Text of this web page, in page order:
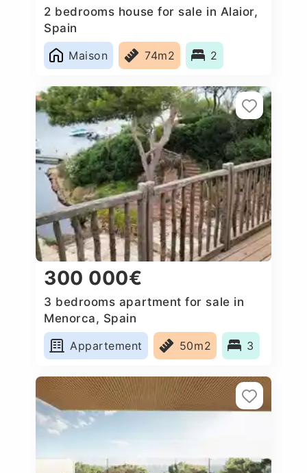
2 bedrooms house for sale in Alaior,
Spain
Maison
74m2 2
300 000€
3 bedrooms apartment for sale in
Menorca, Spain
Appartement
50m2 3